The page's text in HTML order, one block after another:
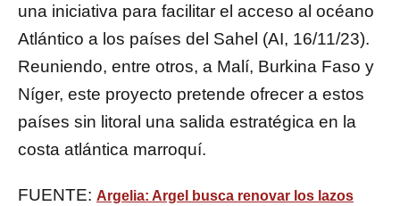
una iniciativa para facilitar el acceso al océano
Atlántico a los países del Sahel (AI, 16/11/23).
Reuniendo, entre otros, a Malí, Burkina Faso y
Níger, este proyecto pretende ofrecer a estos
países sin litoral una salida estratégica en la
costa atlántica marroquí.
FUENTE: Argelia: Argel busca renovar los lazos